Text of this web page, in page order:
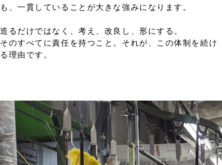
も、一貫していることが大きな強みになります。
造るだけではなく、考え、改良し、形にする。
そのすべてに責任を持つこと。それが、この体制を続け
る理由です。